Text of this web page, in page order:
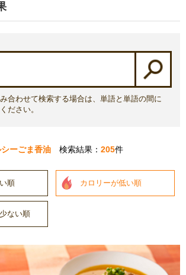
合わせて検索する場合は、単語と単語の間に
ださい。
シーごま香油 検索結果： 205件
順 カロリーが低い順
ない順